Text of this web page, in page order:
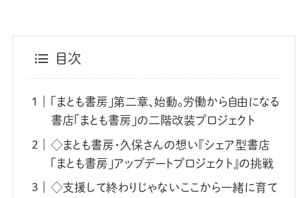
目次
「まとも書房」第二章、始動。労働から自由になる
書店「まとも書房」の二階改装プロジェクト
◇まとも書房・久保さんの想い『シェア型書店
「まとも書房」アップデートプロジェクト』の挑戦
◇支援して終わりじゃないここから一緒に育て